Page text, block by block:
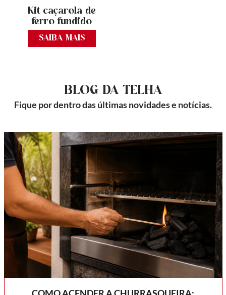
Kit caçarola de
ferro fundido
SAIBA MAIS
BLOG DA TELHA
Fique por dentro das últimas novidades e notícias.